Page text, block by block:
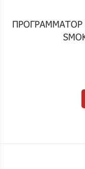
ПРОГРАММАТОР